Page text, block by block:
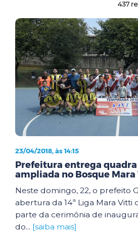
437
23/04/2018, às 14:15
Prefeitura entrega
ampliada no Bosque
Neste domingo, 22, o prefeito
abertura da 14ª Liga Mara Vitti
parte da cerimônia de
do... [saiba mais]